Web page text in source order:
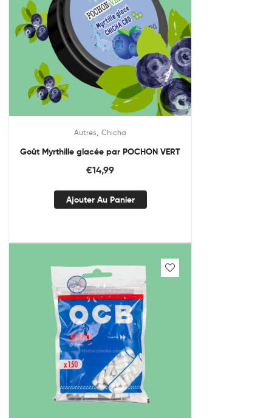
Autres Chicha
Goût Myrthille glacée par POCHON VERT
€14,99
Ajouter Au Panier